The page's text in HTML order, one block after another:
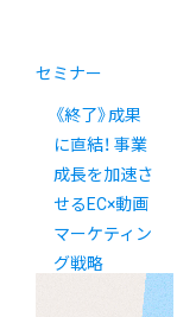
セミナー
《終了》成果
に直結！ 事業
成長を加速さ
せるEC×動画
マーケティン
グ戦略